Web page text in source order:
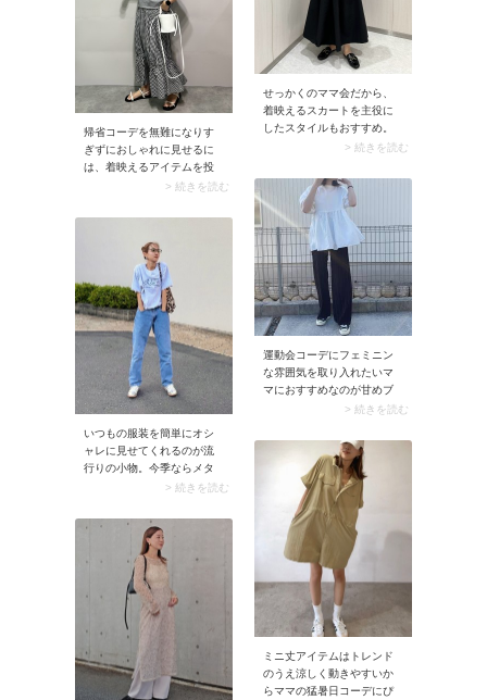
せっかくのママ会だから、
着映えるスカートを主役に
したスタイルもおすすめ。
くすみブルーのトップス×黒
合わせでも、スカートにデ
ザイン性があれば華やぎの
ある印象に。クラシカルな
バッグや靴をプラスして品
のよさを添えればパーフェ
クトです。
> 続きを読む
帰省コーデを無難になりす
ぎずにおしゃれに見せるに
は、着映えるアイテムを投
入するのも手。スナップで
スカートを主役に、他のア
をチョイス。ワンアイテム
目を引くものを着ておけば
それだけでオシャレに決ま
るとあり、ママの帰省コー
デにぴったりです。加えて
コーデをモノトーン軸でま
とめておくと、別日のスタ
イリングにも応用させやす
くなりますよ。荷物を減ら
しながら、華のある装いが
楽しめます。
> 続きを読む
運動会コーデにフェミニン
な雰囲気を取り入れたいマ
マにおすすめなのが甘めブ
ラウス。パンツに合わせる
クティブに動けるスタイリ
ングが楽しめます。
> 続きを読む
いつもの服装を簡単にオシ
ャレに見せてくれるのが流
行りの小物。今季ならメタ
リックカラーや柄モノの小
やスニーカーで投入してワ
ンランク上の運動会コーデ
を楽しんでみましょう。 あ
か抜けるうえに気分も高め
てくれて一石二鳥です！
> 続きを読む
ミニ丈アイテムはトレンド
のうえ涼しく動きやすいか
らママの猛暑日コーデにぴ